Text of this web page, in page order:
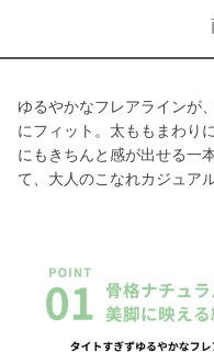
ゆるやかなフレアラインが
にフィット。太ももまわり
にもきちんと感が出せる一
て、大人のこなれカジュア